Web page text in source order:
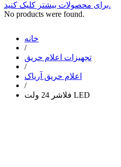
برای محصولات بیشتر کلیک کنید.
No products were found.
خانه
/
تجهیزات اعلام حریق
/
اعلام حریق آریاک
/
فلاشر 24 ولت LED